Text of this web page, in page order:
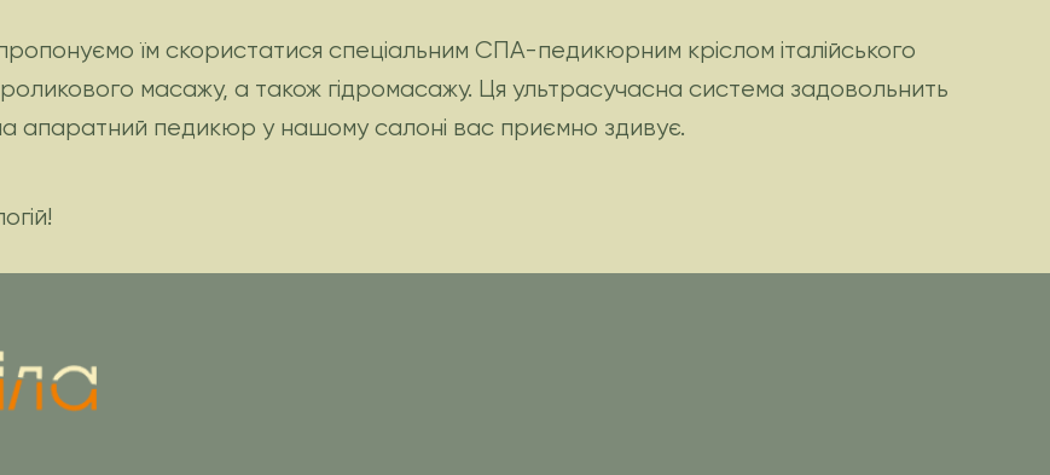
їм скористатися спеціальним СПА-педикюрним кріслом італійського
масажу, а також гідромасажу. Ця ультрасучасна система задовольнить
апаратний педикюр у нашому салоні вас приємно здивує.